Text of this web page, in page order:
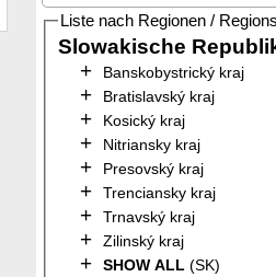
Liste nach Regionen /
Slowakische
+
Banskobystrický kraj
+ Bratislavský kraj
+ Kosický kraj
+ Nitriansky kraj
+ Presovský kraj
+ Trenciansky kraj
+ Trnavský kraj
+ Zilinský kraj
+ SHOW ALL (SK)